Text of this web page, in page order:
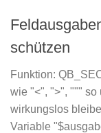
schützen
Funktion:
wie "<", ">", """ so
wirkungslos
Variable